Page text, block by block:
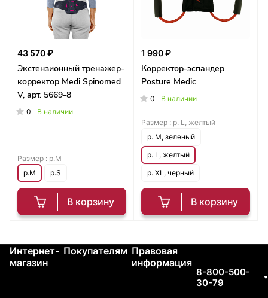
43 570 ₽
Экстензионный тренажер-
корректор Medi Spinomed
V, арт. 5669-8
0 В наличии
В корзину
Размер : р.M
р.M
р.S
1 990 ₽
Корректор-эспандер
Posture Medic
0 В наличии
В корзину
Размер : р. L, желтый
р. M, зеленый
р. L, желтый
р. XL, черный
Интернет-
магазин
Покупателям Правовая
информация
8-800-500-
30-79